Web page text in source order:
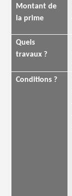
Montant de
la prime
Quels
travaux ?
Conditions ?